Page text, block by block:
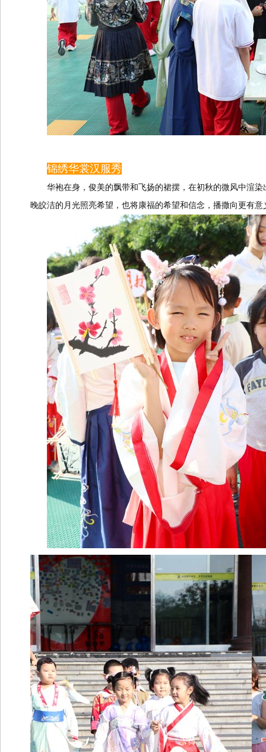
锦绣华裳汉服秀
华袍在身，俊美的飘带和飞扬的裙摆，在初秋的微风中渲
晚皎洁的月光照亮希望，也将康福的希望和信念，播撒向更有意